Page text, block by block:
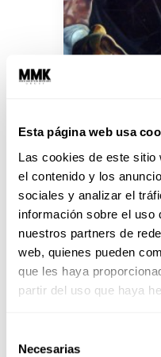
Esta página web usa
Las cookies de este sitio
el contenido y los
sociales y analizar el
información sobre el uso
nuestros partners de
web, quienes pueden
que les haya
partir del uso que haya
Necesarias
Cómo le
Es la
México